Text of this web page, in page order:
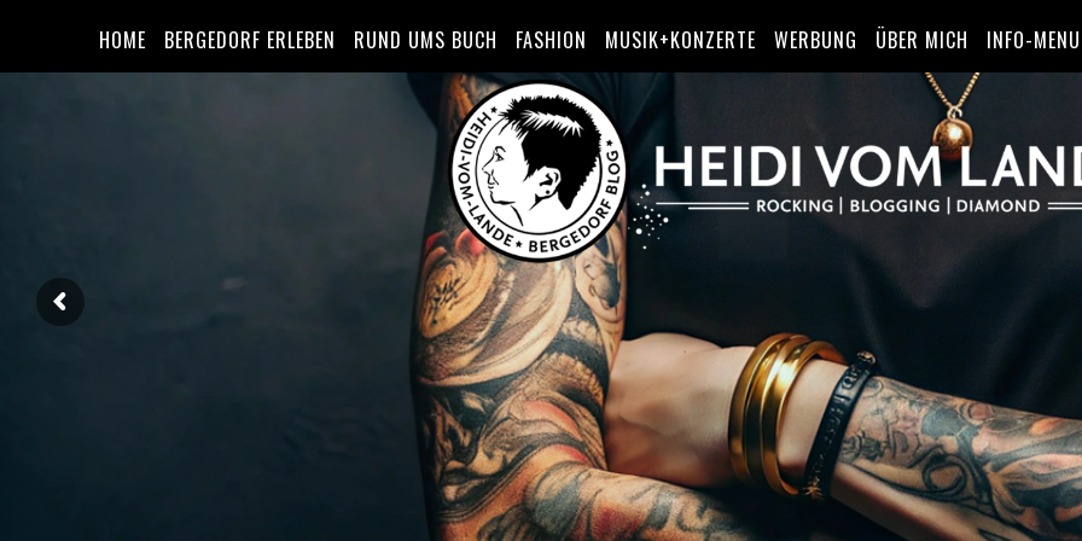
HOME BERGEDORF ERLEBEN RUND UMS BUCH FASHION MUSIK+KONZERTE WERBUNG ÜBER MICH INFO-